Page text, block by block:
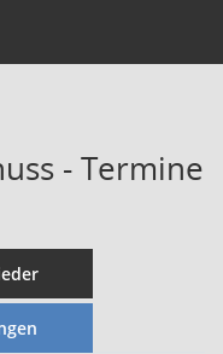
- Termine